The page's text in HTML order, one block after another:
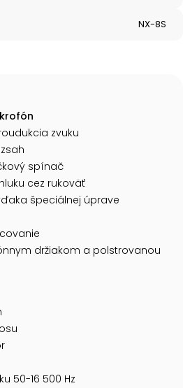
NX-8S
zvuku
spínač
cez rukoväť
špeciálnej úprave
držiakom a polstrovanou
50-16 500 Hz